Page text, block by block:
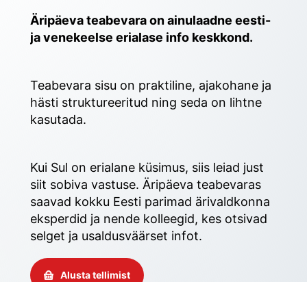
Äripäeva teabevara on ainulaadne eesti-
ja venekeelse erialase info keskkond.
Teabevara sisu on praktiline, ajakohane ja
hästi struktureeritud ning seda on lihtne
kasutada.
Kui Sul on erialane küsimus, siis leiad just
siit sobiva vastuse. Äripäeva teabevaras
saavad kokku Eesti parimad ärivaldkonna
eksperdid ja nende kolleegid, kes otsivad
selget ja usaldusväärset infot.
Alusta tellimist